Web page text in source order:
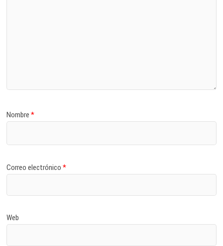
Nombre*
Correo electrónico*
Web